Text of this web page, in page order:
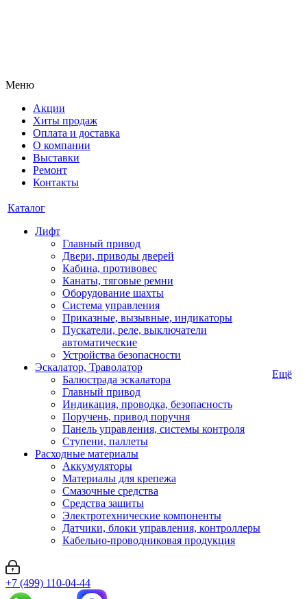
Меню
Акции
Хиты продаж
Оплата и доставка
О компании
Выставки
Ремонт
Контакты
Каталог
Лифт
Главный привод
Двери, приводы дверей
Кабина, противовес
Канаты, тяговые ремни
Оборудование шахты
Система управления
Приказные, вызывные, индикаторы
Пускатели, реле, выключатели
автоматические
Устройства безопасности
Эскалатор, Траволатор
Балюстрада эскалатора
Главный привод
Индикация, проводка, безопасность
Поручень, привод поручня
Панель управления, системы контроля
Ступени, паллеты
Расходные материалы
Аккумуляторы
Материалы для крепежа
Смазочные средства
Средства защиты
Электротехнические компоненты
Датчики, блоки управления, контроллеры
Кабельно-проводниковая продукция
Ещё
+7 (499) 110-04-44